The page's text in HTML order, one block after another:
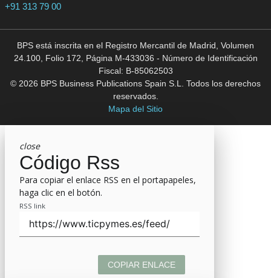
+91 313 79 00
BPS está inscrita en el Registro Mercantil de Madrid, Volumen
24.100, Folio 172, Página M-433036 - Número de Identificación
Fiscal: B-85062503
© 2026 BPS Business Publications Spain S.L. Todos los derechos
reservados.
Mapa del Sitio
close
Código Rss
Para copiar el enlace RSS en el portapapeles,
haga clic en el botón.
RSS link
COPIAR ENLACE